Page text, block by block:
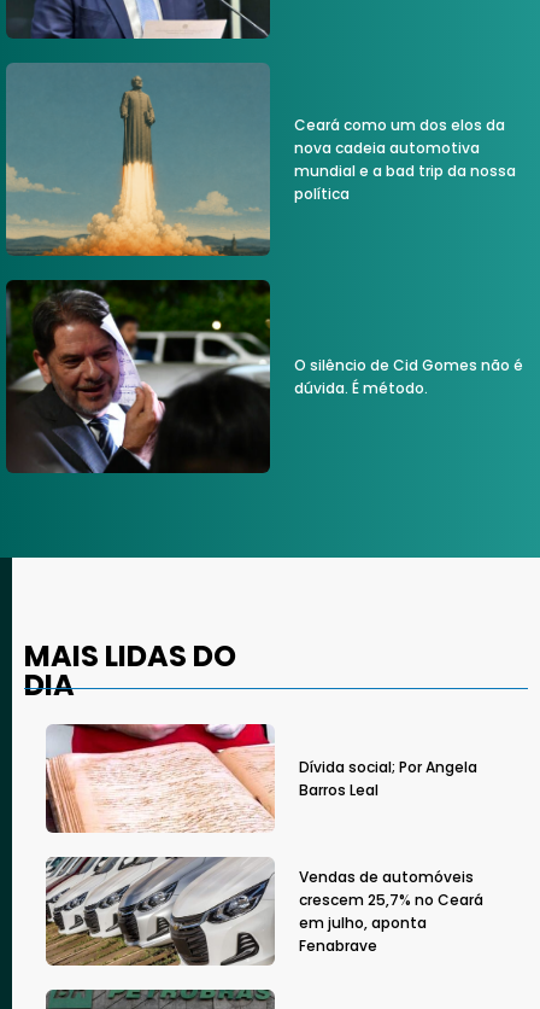
Ceará como um dos elos da
nova cadeia automotiva
mundial e a bad trip da nossa
política
O silêncio de Cid Gomes não é
dúvida. É método.
MAIS LIDAS DO
DIA
Dívida social; Por Angela
Barros Leal
Vendas de automóveis
crescem 25,7% no Ceará
em julho, aponta
Fenabrave